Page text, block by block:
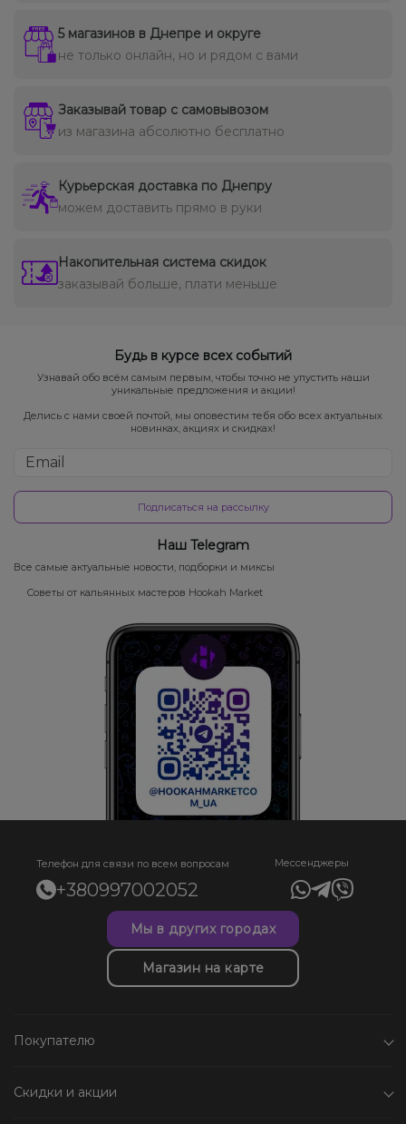
5 магазинов в Днепре и округе
не только онлайн, но и рядом с вами
Заказывай товар с самовывозом
из магазина абсолютно бесплатно
Курьерская доставка по Днепру
можем доставить прямо в руки
Накопительная система скидок
заказывай больше, плати меньше
Будь в курсе всех событий
Узнавай обо всём самым первым, чтобы точно не упустить наши
уникальные предложения и акции!
Делись с нами своей почтой, мы оповестим тебя обо всех актуальных
новинках, акциях и скидках!
Подписаться на рассылку
Наш Telegram
Все самые актуальные новости, подборки и миксы
Советы от кальянных мастеров Hookah Market
Телефон для связи по всем вопросам
+380997002052
Мессенджеры
Мы в других городах
Магазин на карте
Покупателю
Скидки и акции